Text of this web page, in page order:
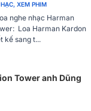
màng loa có hình
này giúp màng loa
giải tối đa, giảm
hệ thống nam châm
kiểm soát không khí
XEM PHIM
nghe nhạc Harman
Loa Harman Kardon
kế sang t...
Tower anh Dũng